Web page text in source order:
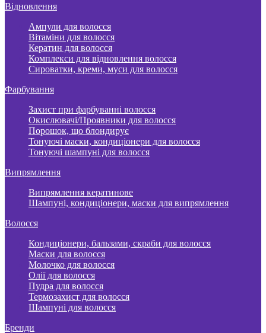
Відновлення
Ампули для волосся
Вітаміни для волосся
Кератин для волосся
Комплекси для відновлення волосся
Сироватки, креми, муси для волосся
Фарбування
Захист при фарбуванні волосся
Окислювачі/Проявники для волосся
Порошок, що блондирує
Тонуючі маски, кондиціонери для волосся
Тонуючі шампуні для волосся
Випрямлення
Випрямлення кератинове
Шампуні, кондиціонери, маски для випрямлення
Волосся
Кондиціонери, бальзами, скраби для волосся
Маски для волосся
Молочко для волосся
Олії для волосся
Пудра для волосся
Термозахист для волосся
Шампуні для волосся
Бренди